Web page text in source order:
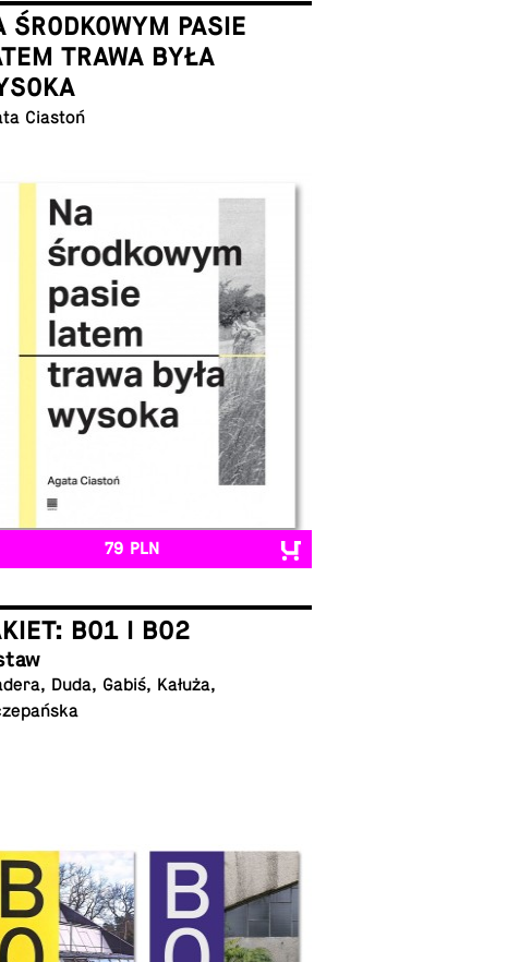
ŚRODKOWYM PASIE
TRAWA BYŁA
Ciastoń
79 PLN
B01 I B02
Duda, Gabiś, Kałuża,